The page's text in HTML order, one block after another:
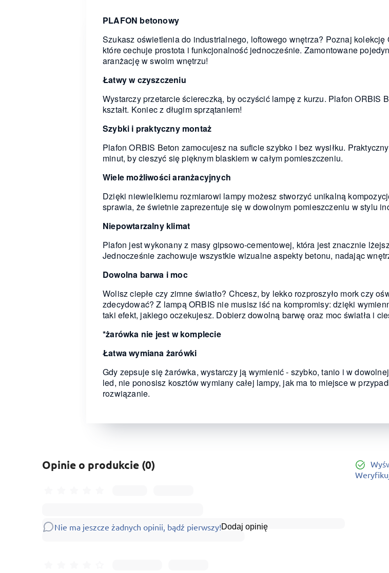
PLAFON betonowy
Szukasz oświetlenia do industrialnego, loftowego wnętrza? Poznaj
które cechuje prostota i funkcjonalność jednocześnie. Zamontowane
aranżację w swoim wnętrzu!
Łatwy w czyszczeniu
Wystarczy przetarcie ściereczką, by oczyścić lampę z kurzu. Plafon ORBIS
kształt. Koniec z długim sprzątaniem!
Szybki i praktyczny montaż
Plafon ORBIS Beton zamocujesz na suficie szybko i bez wysiłku.
minut, by cieszyć się pięknym blaskiem w całym pomieszczeniu.
Wiele możliwości aranżacyjnych
Dzięki niewielkiemu rozmiarowi lampy możesz stworzyć unikalną
sprawia, że świetnie zaprezentuje się w dowolnym pomieszczeniu w stylu
Niepowtarzalny klimat
Plafon jest wykonany z masy gipsowo-cementowej, która jest znacznie
Jednocześnie zachowuje wszystkie wizualne aspekty betonu, nadając
Dowolna barwa i moc
Wolisz ciepłe czy zimne światło? Chcesz, by lekko rozproszyło mork czy
zdecydować? Z lampą ORBIS nie musisz iść na kompromisy: dzięki
taki efekt, jakiego oczekujesz. Dobierz dowolną barwę oraz moc światła i
*żarówka nie jest w komplecie
Łatwa wymiana żarówki
Gdy zepsuje się żarówka, wystarczy ją wymienić - szybko, tanio i w
led, nie ponosisz kosztów wymiany całej lampy, jak ma to miejsce w
rozwiązanie.
Opinie o produkcie (0)
Nie ma jeszcze żadnych opinii, bądź pierwszy!Dodaj opinię